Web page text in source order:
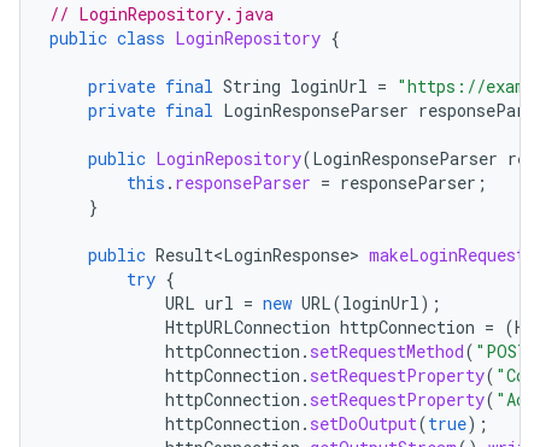
// LoginRepository.java
public class LoginRepository {
private final String loginUrl = "https://
private final LoginResponseParser
public LoginRepository(LoginResponseParser
this . responseParser = responseParser ;
}
public Result<LoginResponse> makeLoginRequest
try {
URL url = new URL(loginUrl);
HttpURLConnection httpConnection = (
httpConnection . setRequestMethod( "POST"
httpConnection . setRequestProperty(
httpConnection . setRequestProperty(
httpConnection . setDoOutput(true);